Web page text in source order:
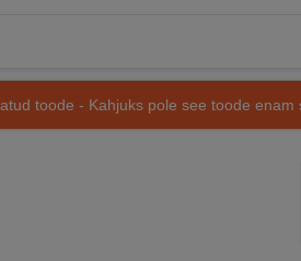
toode - Kahjuks pole see toode